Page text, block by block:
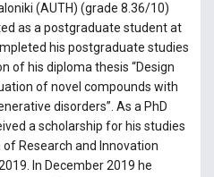
(AUTH) (grade 8.36/10)
as a postgraduate student at
his postgraduate studies
of his diploma thesis “Design
of novel compounds with
disorders”. As a PhD
a scholarship for his studies
Research and Innovation
In December 2019 he